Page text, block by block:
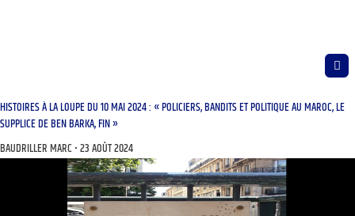
HISTOIRES À LA LOUPE DU 10 MAI 2024 : « POLICIERS, BANDITS ET POLITIQUE AU MAROC, LE
SUPPLICE DE BEN BARKA, FIN »
BAUDRILLER MARC 23 AOÛT 2024